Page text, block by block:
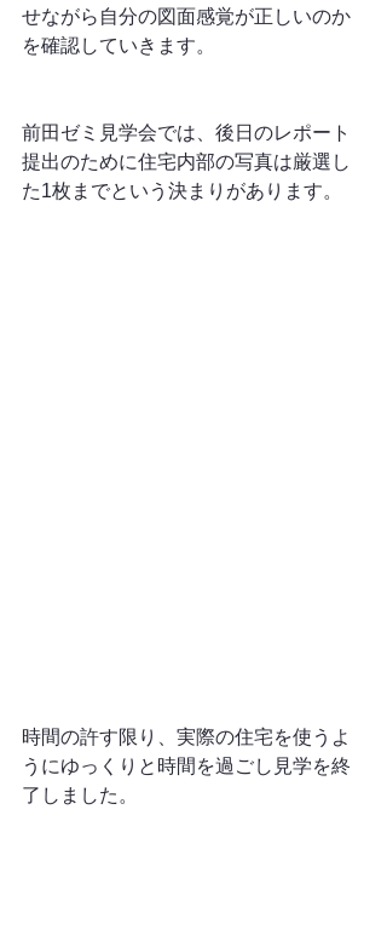
せながら自分の図面感覚が正しいのか
を確認していきます。
前田ゼミ見学会では、後日のレポート
提出のために住宅内部の写真は厳選し
た1枚までという決まりがあります。
時間の許す限り、実際の住宅を使うよ
うにゆっくりと時間を過ごし見学を終
了しました。